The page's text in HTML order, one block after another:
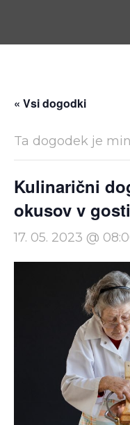
« Vsi dogodki
Ta dogodek je
Kulinarični
okusov v
17. 05. 2023 @